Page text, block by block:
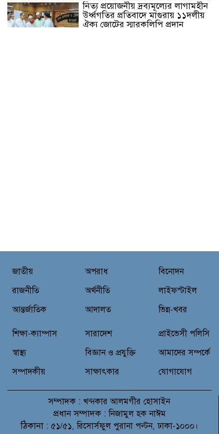
নিত্য প্রয়োজনীয় দ্রব্যমূল্যের লাগামহীন
উর্ধ্বগতির প্রতিবাদে মাগুরায় ১১দলীয়
ঐক্য জোটের স্মারকলিপি প্রদান
না: সাক্কু
ভাষা সৈনিক অজিত গুহ মহাবিদ্যালয়ে
জুলাই গণঅভ্যুত্থান দিবসের আলোচনা
সভা ও পুরস্কার বিতরণ
হাসপাতাল আমিলাইষে ফ্রি চিকিৎসা
ক্যাম্পে ২ হাজার রোগীকে সেবা,
বিনামূল্যে ওষুধ বিতরণ
জাতীয়
রাজনীতি
আন্তর্জাতিক
অপরাধ
অর্থনীতি
আদালত
বিনোদন
লাইফস্টাইল
ভিন্ন-খবর
শিক্ষা-ক্যাম্পাস
স্বাস্থ্য
সম্পাদকীয়
সারাদেশ
বিজ্ঞান ও প্রযুক্তি
সাক্ষাৎকার
প্রাইভেসী পলিসি
আমাদের সম্পর্কে
যোগাযোগ
সম্পাদক : খন্দকার আলমগীর হোসাইন
প্রধান সম্পাদক : নিজামুল হক নাঈম
ঠিকানা : ৫১/৫১, রিসোর্সফুল পুরানা পল্টন, ঢাকা-১০০০।